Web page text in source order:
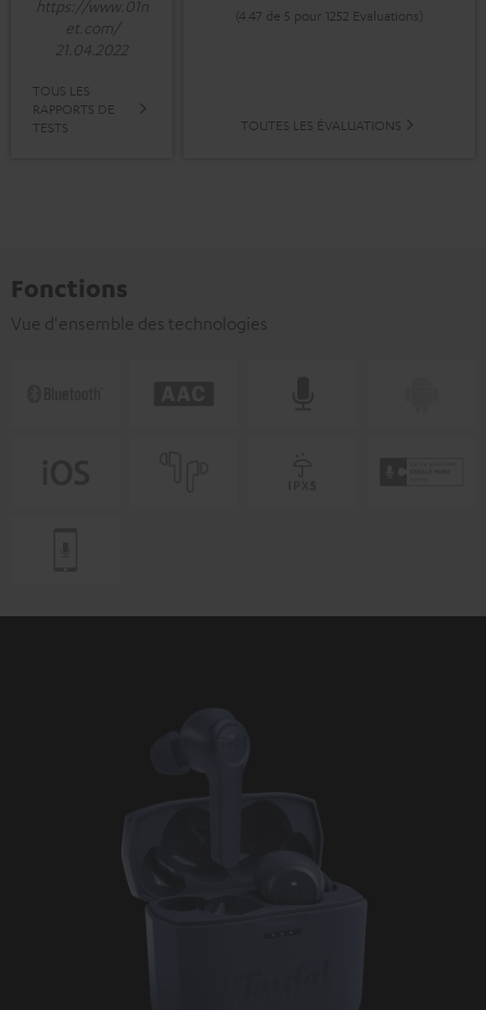
https://www.01n
et.com/
21.04.2022
TOUS LES
RAPPORTS DE
TESTS
(4.47 de 5 pour 1252 Evaluations)
TOUTES LES ÉVALUATIONS
Fonctions
Vue d'ensemble des technologies